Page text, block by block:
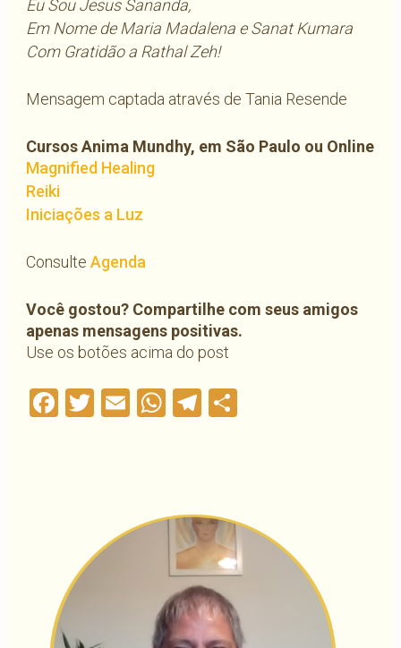
Eu Sou Jesus Sananda,
Em Nome de Maria Madalena e Sanat Kumara
Com Gratidão a Rathal Zeh!
Mensagem captada através de Tania Resende
Cursos Anima Mundhy, em São Paulo ou Online
Magnified Healing
Reiki
Iniciações a Luz
Consulte Agenda
Você gostou? Compartilhe com seus amigos
apenas mensagens positivas.
Use os botões acima do post
Facebook
Twitter
EmailWhatsApp
Telegram